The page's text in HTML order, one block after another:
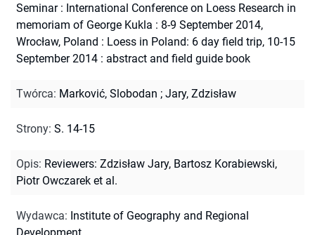
Seminar : International Conference on Loess Research in
memoriam of George Kukla : 8-9 September 2014,
Wrocław, Poland : Loess in Poland: 6 day field trip, 10-15
September 2014 : abstract and field guide book
Twórca: Marković, Slobodan ; Jary, Zdzisław
Strony: S. 14-15
Opis: Reviewers: Zdzisław Jary, Bartosz Korabiewski,
Piotr Owczarek et al.
Wydawca: Institute of Geography and Regional
Development